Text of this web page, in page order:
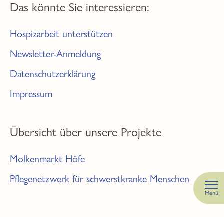
Menü
Das könnte Sie interessieren:
Hospizarbeit unterstützen
Newsletter-Anmeldung
Datenschutzerklärung
Impressum
Übersicht über unsere Projekte
Molkenmarkt Höfe
Pflegenetzwerk für schwerstkranke Menschen